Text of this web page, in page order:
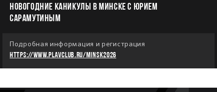
НОВОГОДНИЕ КАНИКУЛЫ В МИНСКЕ С ЮРИЕМ
САРАМУТИНЫМ
Подробная информация и регистрация
https://www.plavclub.ru/minsk2026